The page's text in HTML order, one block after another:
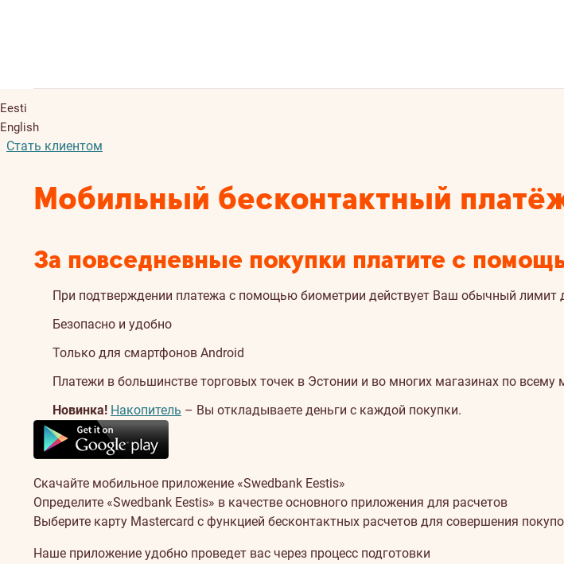
Eesti
English
Стать клиентом
Мобильный бесконтактный
За повседневные покупки платите с
При подтверждении платежа с помощью биометрии действует Ваш обычный лимит
Безопасно и удобно
Только для смартфонов Android
Платежи в большинстве торговых точек в Эстонии и во многих магазинах по всему
Новинка! Накопитель – Вы откладываете деньги с каждой покупки.
Об
услуге
Скачайте мобильное приложение «Swedbank Eestis»
Определите «Swedbank Eestis» в качестве основного приложения для расчетов
Выберите карту Mastercard с функцией бесконтактных расчетов для совершения
Наше приложение удобно проведет вас через процесс подготовки